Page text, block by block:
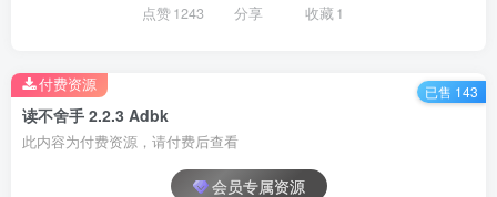
点赞1243 分享 收藏1
读不舍手 2.2.3 Adbk
此内容为付费资源，请付费后查看
会员专属资源
付费资源 已售 143